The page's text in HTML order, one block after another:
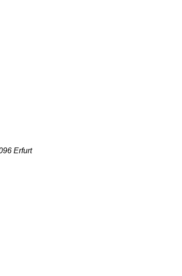
Erfurt